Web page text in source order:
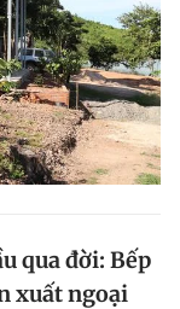
qua đời: Bếp
xuất ngoại